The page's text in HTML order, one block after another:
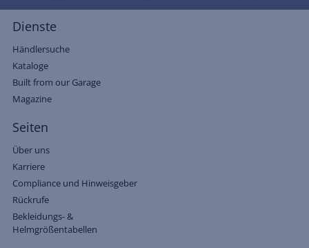
Dienste
Händlersuche
Kataloge
Built from our Garage
Magazine
Seiten
Über uns
Karriere
Compliance und Hinweisgeber
Rückrufe
Bekleidungs- &
Helmgrößentabellen